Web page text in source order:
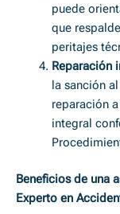
puede
que
peritajes
Reparación
la sanción
reparación
integral
Beneficios de una
Experto en